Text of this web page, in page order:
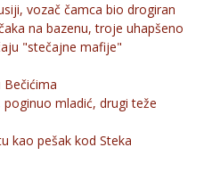
vozač čamca bio drogiran
na bazenu, troje uhapšeno
"stečajne mafije"
Bečićima
mladić, drugi teže
kao pešak kod Steka